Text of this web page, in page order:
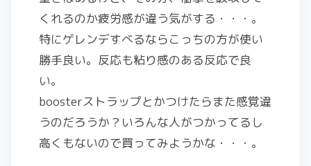
くれるのか疲労感が違う気がする・・・。
特にゲレンデすべるならこっちの方が使い
勝手良い。反応も粘り感のある反応で良
い。
boosterストラップとかつけたらまた感覚違
うのだろうか？いろんな人がつかってるし
高くもないので買ってみようかな・・・。